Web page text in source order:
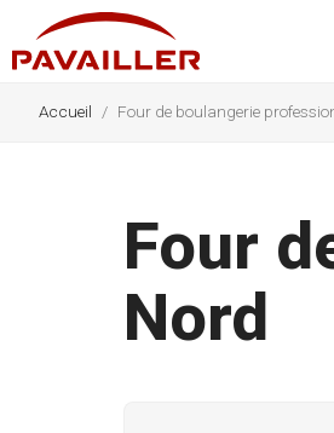
Accueil Four de boulangerie
Four
Nord